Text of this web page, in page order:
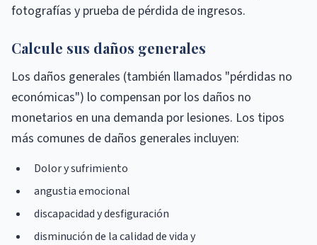
fotografías y prueba de pérdida de ingresos.
Calcule sus daños generales
Los daños generales (también llamados "pérdidas no
económicas") lo compensan por los daños no
monetarios en una demanda por lesiones. Los tipos
más comunes de daños generales incluyen:
Dolor y sufrimiento
angustia emocional
discapacidad y desfiguración
disminución de la calidad de vida y